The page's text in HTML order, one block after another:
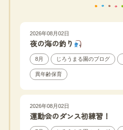
2026年08月02日
夜の海の釣り
8月 じろうまる園のブログ
異年齢保育
2026年08月02日
運動会のダンス初練習！